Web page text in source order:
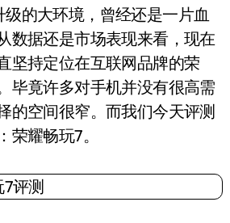
的大环境，曾经还是一片血
数据还是市场表现来看，现在
坚持定位在互联网品牌的荣
毕竟许多对手机并没有很高需
的空间很窄。而我们今天评测
耀畅玩7。